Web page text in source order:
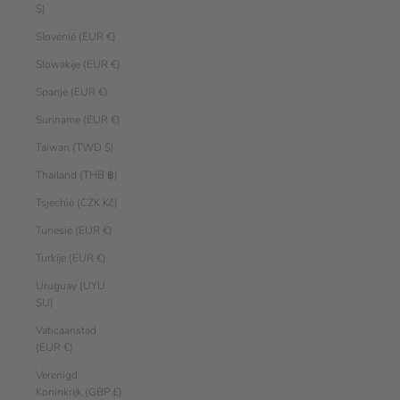
$)
Slovenië (EUR €)
Slowakije (EUR €)
Spanje (EUR €)
Suriname (EUR €)
Taiwan (TWD $)
Thailand (THB ฿)
Tsjechië (CZK Kč)
Tunesië (EUR €)
Turkije (EUR €)
Uruguay (UYU
$U)
Vaticaanstad
(EUR €)
Verenigd
Koninkrijk (GBP £)